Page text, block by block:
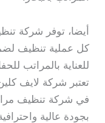
أيضا، توفر شركة
كل عملية تنظيف
للعناية بالمراتب
تعتبر شركة لايف
في شركة تنظيف
بجودة عالية